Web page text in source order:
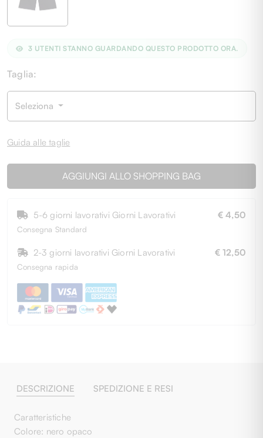
3 UTENTI STANNO GUARDANDO QUESTO PRODOTTO ORA.
Taglia:
Seleziona
Guida alle taglie
AGGIUNGI ALLO SHOPPING BAG
5-6 giorni lavorativi Giorni Lavorativi € 4,50
Consegna Standard
2-3 giorni lavorativi Giorni Lavorativi € 12,50
Consegna rapida
DESCRIZIONE SPEDIZIONE E RESI
Caratteristiche
Colore: nero opaco